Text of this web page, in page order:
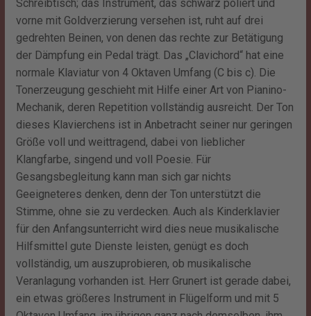
Schreibtisch; das Instrument, das schwarz poliert und
vorne mit Goldverzierung versehen ist, ruht auf drei
gedrehten Beinen, von denen das rechte zur Betätigung
der Dämpfung ein Pedal trägt. Das „Clavichord“ hat eine
normale Klaviatur von 4 Oktaven Umfang (C bis c). Die
Tonerzeugung geschieht mit Hilfe einer Art von Pianino-
Mechanik, deren Repetition vollständig ausreicht. Der Ton
dieses Klavierchens ist in Anbetracht seiner nur geringen
Größe voll und weittragend, dabei von lieblicher
Klangfarbe, singend und voll Poesie. Für
Gesangsbegleitung kann man sich gar nichts
Geeigneteres denken, denn der Ton unterstützt die
Stimme, ohne sie zu verdecken. Auch als Kinderklavier
für den Anfangsunterricht wird dies neue musikalische
Hilfsmittel gute Dienste leisten, genügt es doch
vollständig, um auszuprobieren, ob musikalische
Veranlagung vorhanden ist. Herr Grunert ist gerade dabei,
ein etwas größeres Instrument in Flügelform und mit 5